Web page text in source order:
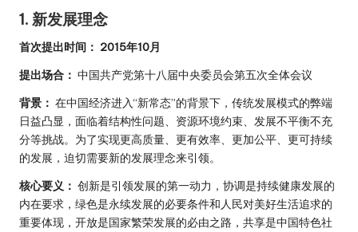
1. 新发展理念
首次提出时间： 2015年10月
提出场合： 中国共产党第十八届中央委员会第五次全体会议
背景： 在中国经济进入“新常态”的背景下，传统发展模式的弊端
日益凸显，面临着结构性问题、资源环境约束、发展不平衡不充
分等挑战。为了实现更高质量、更有效率、更加公平、更可持续
的发展，迫切需要新的发展理念来引领。
核心要义： 创新是引领发展的第一动力，协调是持续健康发展的
内在要求，绿色是永续发展的必要条件和人民对美好生活追求的
重要体现，开放是国家繁荣发展的必由之路，共享是中国特色社